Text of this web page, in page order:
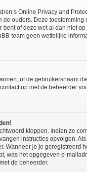
Online Privacy and
de ouders. Deze
bent of deze wet al dan niet
team geen wettelijke
of de gebruikersnaam
op met de beheerder
kloppen. Indien ze
instructies opvolgen.
Wanneer je je
was het opgegeven e-
de beheerder.